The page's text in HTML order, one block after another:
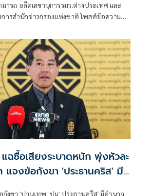
ารถ อดีตเลขานุการรมว.ต่างประเทศ และ
ารสำนักข่าวกรองแห่งชาติ โพสต์ข้อความ
ฉซื้อเสียงระบาดหนัก พุ่งหัวละ
จงข้อกังขา 'ประธานคริส' มี
กังขา 'ปานเทพ' ปม' ประธานคริส' มีอำนาจ